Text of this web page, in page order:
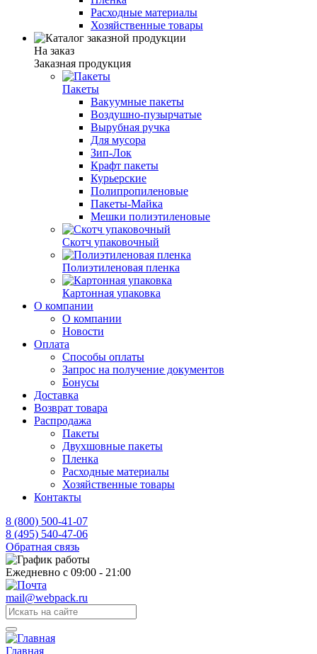
Расходные материалы
Хозяйственные товары
На заказ
Заказная продукция
Пакеты
Вакуумные пакеты
Воздушно-пузырчатые
Вырубная ручка
Для мусора
Зип-Лок
Крафт пакеты
Курьерские
Полипропиленовые
Пакеты-Майка
Мешки полиэтиленовые
Скотч упаковочный
Полиэтиленовая пленка
Картонная упаковка
О компании
О компании
Новости
Оплата
Способы оплаты
Запрос на получение документов
Бонусы
Доставка
Возврат товара
Распродажа
Пакеты
Двухшовные пакеты
Пленка
Расходные материалы
Хозяйственные товары
Контакты
8 (800) 500-41-07
8 (495) 540-47-06
Обратная связь
Ежедневно с 09:00 - 21:00
mail@webpack.ru
Главная